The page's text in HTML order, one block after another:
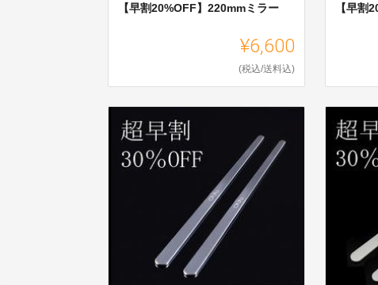
【早割20%OFF】220mmミラー
¥6,600
(税込/送料込)
【早割